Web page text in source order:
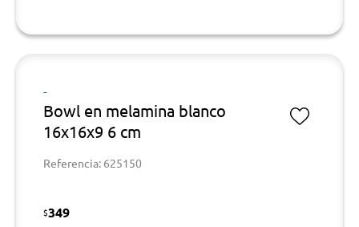
-
Bowl en melamina blanco
16x16x9 6 cm
Referencia: 625150
$349